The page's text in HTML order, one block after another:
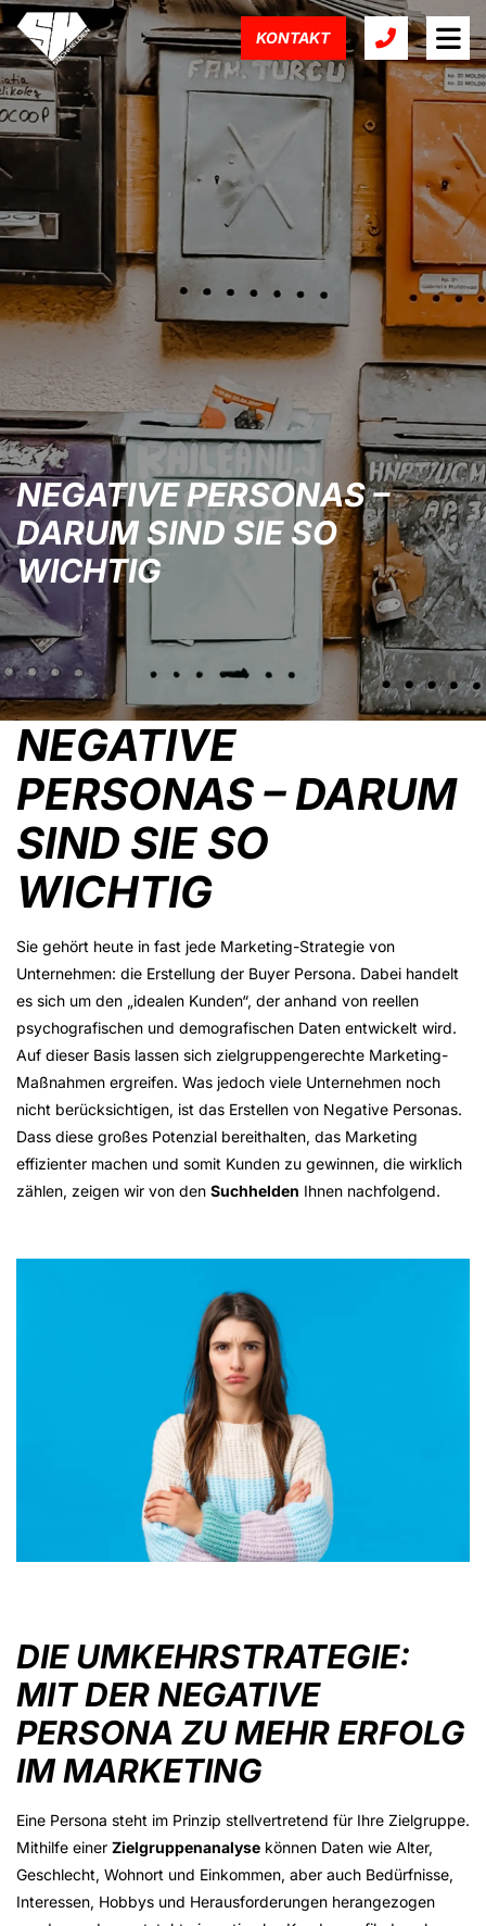
KONTAKT
NEGATIVE PERSONAS –
DARUM SIND SIE SO
WICHTIG
NEGATIVE
PERSONAS – DARUM
SIND SIE SO
WICHTIG
Sie gehört heute in fast jede Marketing-Strategie von
Unternehmen: die Erstellung der Buyer Persona. Dabei handelt
es sich um den „idealen Kunden“, der anhand von reellen
psychografischen und demografischen Daten entwickelt wird.
Auf dieser Basis lassen sich zielgruppengerechte Marketing-
Maßnahmen ergreifen. Was jedoch viele Unternehmen noch
nicht berücksichtigen, ist das Erstellen von Negative Personas.
Dass diese großes Potenzial bereithalten, das Marketing
effizienter machen und somit Kunden zu gewinnen, die wirklich
zählen, zeigen wir von den Suchhelden Ihnen nachfolgend.
DIE UMKEHRSTRATEGIE:
MIT DER NEGATIVE
PERSONA ZU MEHR ERFOLG
IM MARKETING
Eine Persona steht im Prinzip stellvertretend für Ihre Zielgruppe.
Mithilfe einer Zielgruppenanalyse können Daten wie Alter,
Geschlecht, Wohnort und Einkommen, aber auch Bedürfnisse,
Interessen, Hobbys und Herausforderungen herangezogen